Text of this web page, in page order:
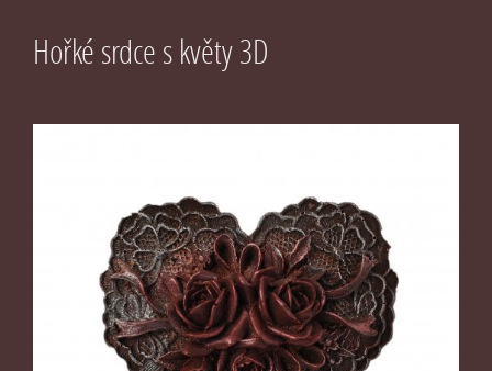
Hořké srdce s květy 3D